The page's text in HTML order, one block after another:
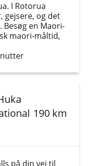
I Rotorua
gejsere, og det
en Maori-
maori-måltid,
190 km
på din vej til